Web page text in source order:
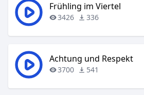
Frühling im Viertel
3426 336
Achtung und Respekt
3700 541